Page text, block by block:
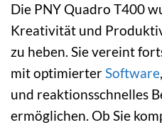
Die PNY Quadro T400
Kreativität und
zu heben. Sie vereint
mit optimierterSoftware
und reaktionsschnelles
ermöglichen. Ob Sie